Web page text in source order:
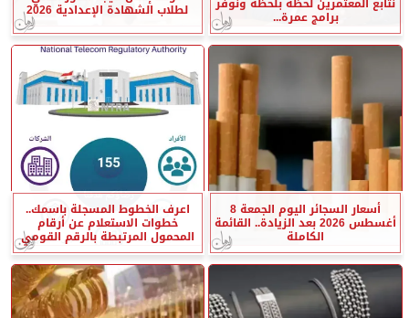
برامج عمرة... لطلاب الشهادة الإعدادية 2026
أسعار السجائر اليوم الجمعة 8
أغسطس 2026 بعد الزيادة.. القائمة
الكاملة
اعرف الخطوط المسجلة باسمك..
خطوات الاستعلام عن أرقام
المحمول المرتبطة بالرقم القومي